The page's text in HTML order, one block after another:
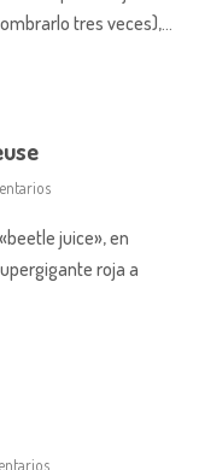
tres veces),…
juice», en
roja a